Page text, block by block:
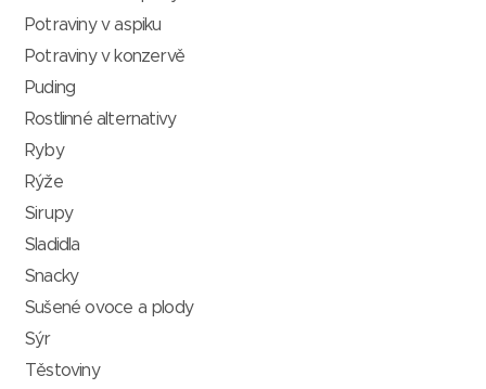
Potraviny v aspiku
Potraviny v konzervě
Puding
Rostlinné alternativy
Ryby
Rýže
Sirupy
Sladidla
Snacky
Sušené ovoce a plody
Sýr
Těstoviny